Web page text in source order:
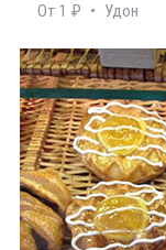
От 1 ₽ Удон